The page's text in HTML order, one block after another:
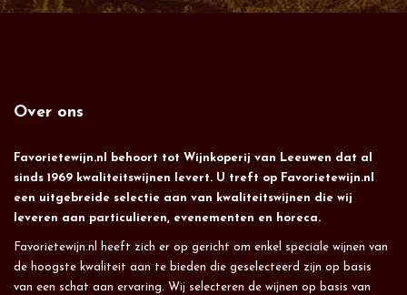
Over ons
Favorietewijn.nl behoort tot Wijnkoperij van Leeuwen dat al
sinds 1969 kwaliteitswijnen levert. U treft op Favorietewijn.nl
een uitgebreide selectie aan van kwaliteitswijnen die wij
leveren aan particulieren, evenementen en horeca.
Favorietewijn.nl heeft zich er op gericht om enkel speciale wijnen van
de hoogste kwaliteit aan te bieden die geselecteerd zijn op basis
van een schat aan ervaring. Wij selecteren de wijnen op basis van